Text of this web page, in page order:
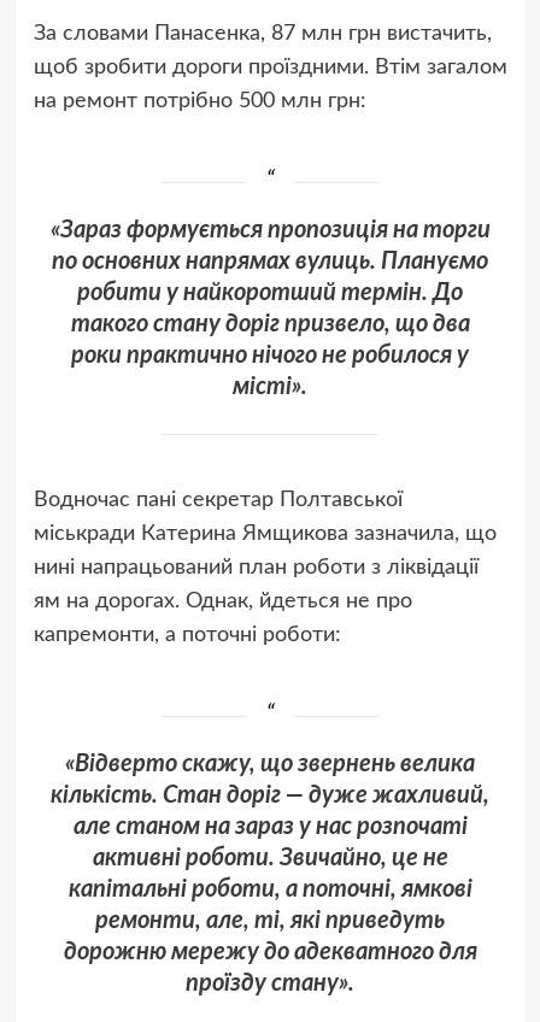
За словами Панасенка, 87 млн грн вистачить,
щоб зробити дороги проїздними. Втім загалом
на ремонт потрібно 500 млн грн:
«Зараз формується пропозиція на торги
по основних напрямах вулиць. Плануємо
робити у найкоротший термін. До
такого стану доріг призвело, що два
роки практично нічого не робилося у
місті».
Водночас пані секретар Полтавської
міськради Катерина Ямщикова зазначила, що
нині напрацьований план роботи з ліквідації
ям на дорогах. Однак, йдеться не про
капремонти, а поточні роботи:
«Відверто скажу, що звернень велика
кількість. Стан доріг — дуже жахливий,
але станом на зараз у нас розпочаті
активні роботи. Звичайно, це не
капітальні роботи, а поточні, ямкові
ремонти, але, ті, які приведуть
дорожню мережу до адекватного для
проїзду стану».